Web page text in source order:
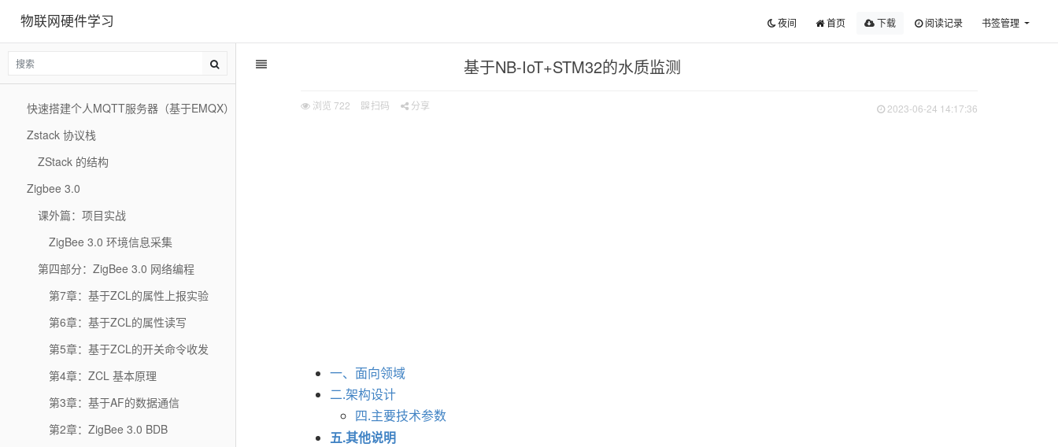
物联网硬件学习 夜间 首页 下载 阅读记录 书签管理
基于NB-IoT+STM32的水质监测
浏览 722 扫码 分享 2023-06-24 14:17:36
一、面向领域
二.架构设计
四.主要技术参数
五.其他说明
快速搭建个人MQTT服务器（基于EMQX）
Zstack 协议栈
ZStack 的结构
Zigbee 3.0
课外篇：项目实战
ZigBee 3.0 环境信息采集
第四部分：ZigBee 3.0 网络编程
第7章：基于ZCL的属性上报实验
第6章：基于ZCL的属性读写
第5章：基于ZCL的开关命令收发
第4章：ZCL 基本原理
第3章：基于AF的数据通信
第2章：ZigBee 3.0 BDB